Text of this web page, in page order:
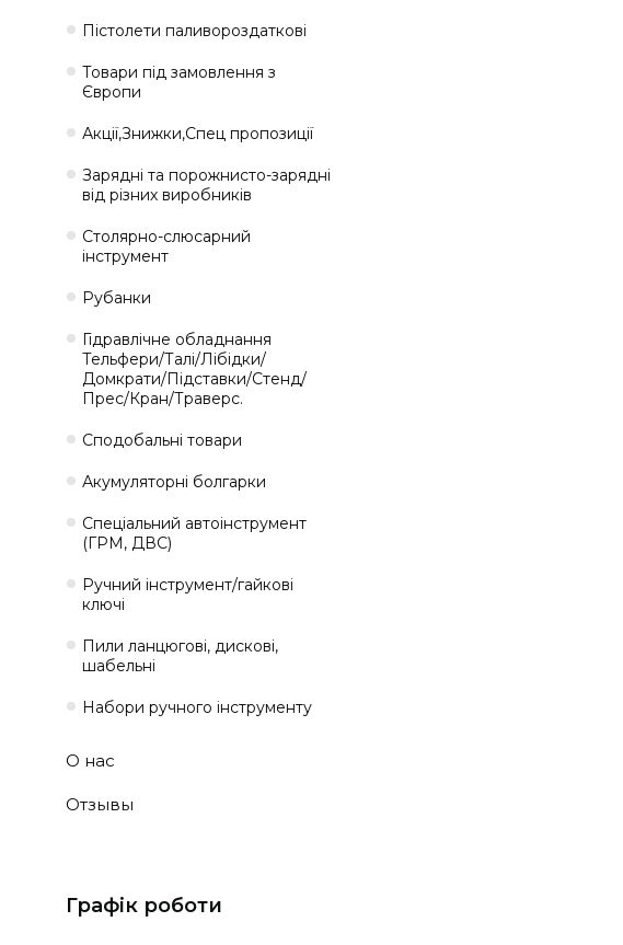
Пістолети паливороздаткові
Товари під замовлення з
Європи
Акції,Знижки,Спец пропозиції
Зарядні та порожнисто-зарядні
від різних виробників
Столярно-слюсарний
інструмент
Рубанки
Гідравлічне обладнання
Тельфери/Талі/Лібідки/
Домкрати/Підставки/Стенд/
Прес/Кран/Траверс.
Сподобальні товари
Акумуляторні болгарки
Спеціальний автоінструмент
(ГРМ, ДВС)
Ручний інструмент/гайкові
ключі
Пили ланцюгові, дискові,
шабельні
Набори ручного інструменту
О нас
Отзывы
Графік роботи